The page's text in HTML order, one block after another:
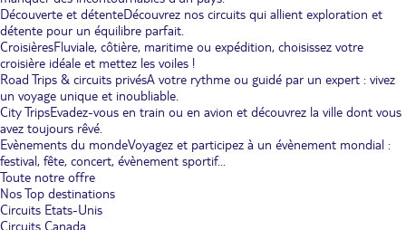
Découverte et détenteDécouvrez nos circuits qui allient exploration et
détente pour un équilibre parfait.
CroisièresFluviale, côtière, maritime ou expédition, choisissez votre
croisière idéale et mettez les voiles !
Road Trips & circuits privésA votre rythme ou guidé par un expert : vivez
un voyage unique et inoubliable.
City TripsEvadez-vous en train ou en avion et découvrez la ville dont vous
avez toujours rêvé.
Evènements du mondeVoyagez et participez à un évènement mondial :
festival, fête, concert, évènement sportif...
Toute notre offre
Nos Top destinations
Circuits Etats-Unis
Circuits Canada